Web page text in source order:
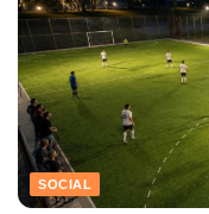
SOCIAL